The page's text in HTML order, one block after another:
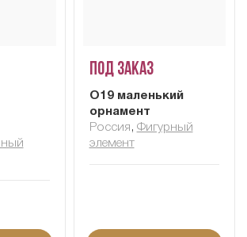
Под заказ
О19 маленький
орнамент
Россия , Фигурный
элемент